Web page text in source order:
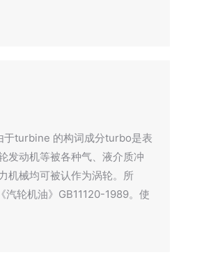
于turbine 的构词成分turbo是表
发动机等被各种气、液介质冲
机械均可被认作为涡轮。所
汽轮机油》GB11120-1989。使